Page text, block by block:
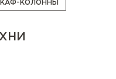
КОЛОННЫ